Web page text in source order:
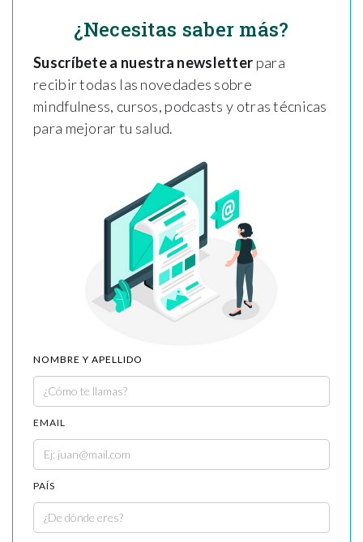
¿Necesitas saber más?
Suscríbete a nuestra newsletter para
recibir todas las novedades sobre
mindfulness, cursos, podcasts y otras técnicas
para mejorar tu salud.
NOMBRE Y APELLIDO
EMAIL
PAÍS